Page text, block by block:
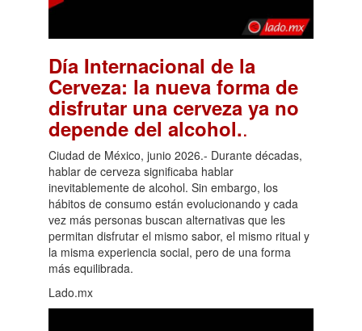
Día Internacional de la
Cerveza: la nueva forma de
disfrutar una cerveza ya no
depende del alcohol..
Ciudad de México, junio 2026.- Durante décadas,
hablar de cerveza significaba hablar
inevitablemente de alcohol. Sin embargo, los
hábitos de consumo están evolucionando y cada
vez más personas buscan alternativas que les
permitan disfrutar el mismo sabor, el mismo ritual y
la misma experiencia social, pero de una forma
más equilibrada.
Lado.mx